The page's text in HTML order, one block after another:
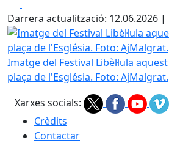
Darrera actualització: 12.06.2026 |
Imatge del Festival Libèl·lula
Imatge del Festival Libèl·lula
plaça de l'Església. Foto: AjMalgrat.
Xarxes socials:
Crèdits
Contactar